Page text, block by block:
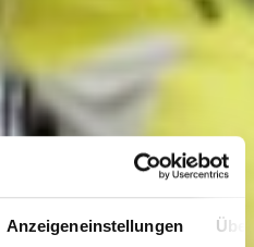
Anzeigeneinstellungen